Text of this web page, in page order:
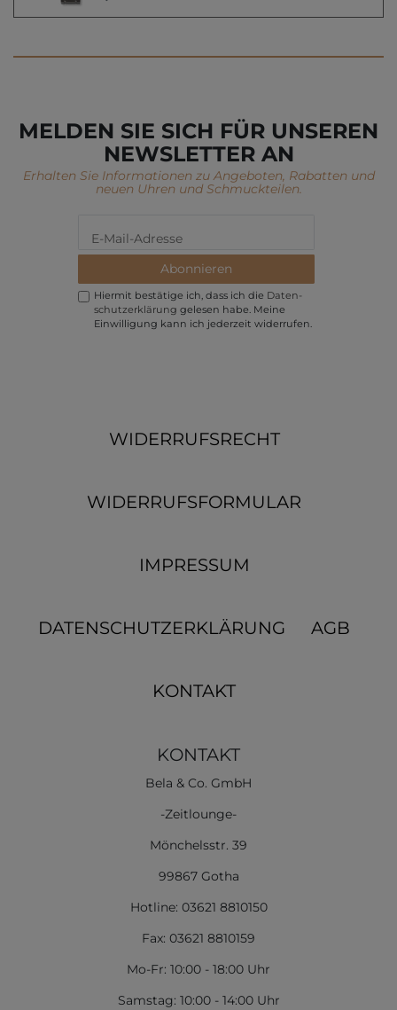
MELDEN SIE SICH FÜR UNSEREN
NEWSLETTER AN
Erhalten Sie Informationen zu Angeboten, Rabatten und
neuen Uhren und Schmuckteilen.
Abonnieren
Hiermit bestätige ich, dass ich die Daten­
schutz­erklärung gelesen habe. Meine
Einwilligung kann ich jederzeit widerrufen.
WIDERRUFSRECHT
WIDERRUFSFORMULAR
IMPRESSUM
DATENSCHUTZERKLÄRUNG AGB
KONTAKT
KONTAKT
Bela & Co. GmbH
-Zeitlounge-
Mönchelsstr. 39
99867 Gotha
Hotline: 03621 8810150
Fax: 03621 8810159
Mo-Fr: 10:00 - 18:00 Uhr
Samstag: 10:00 - 14:00 Uhr